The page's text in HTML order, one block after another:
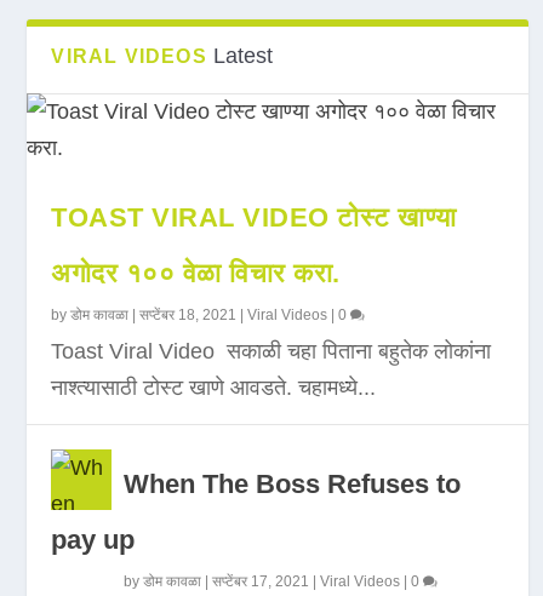
VIRAL VIDEOS Latest
TOAST VIRAL VIDEO टोस्ट खाण्या
अगोदर १०० वेळा विचार करा.
byडोम कावळा |सप्टेंबर 18, 2021 |Viral Videos |0
Toast Viral Video सकाळी चहा पिताना बहुतेक लोकांना
नाश्त्यासाठी टोस्ट खाणे आवडते. चहामध्ये...
When The Boss Refuses to
pay up
byडोम कावळा |सप्टेंबर 17, 2021 |Viral Videos |0